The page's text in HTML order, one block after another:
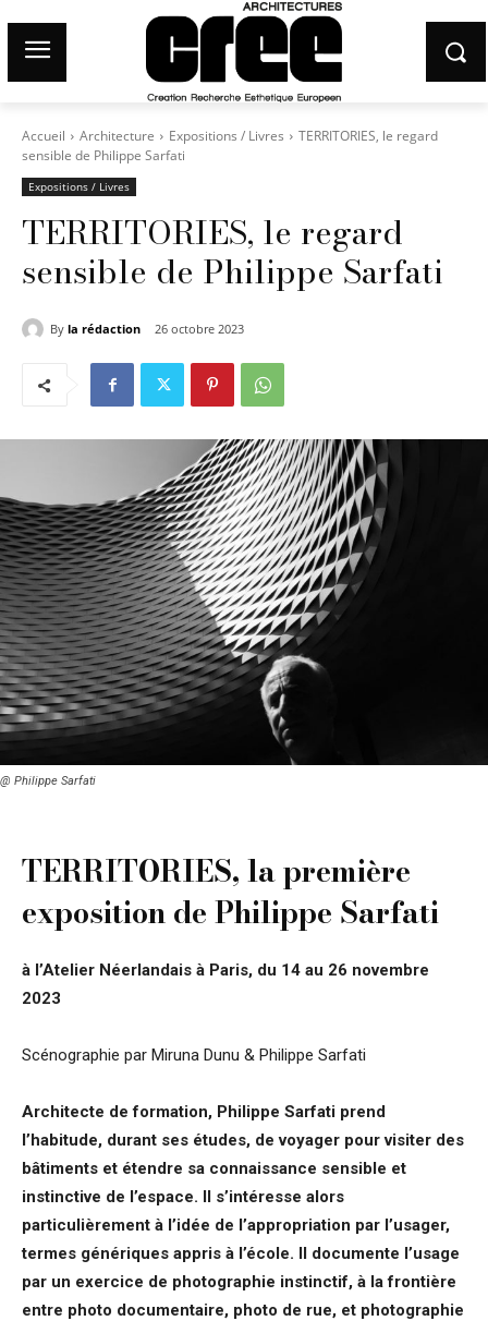
Accueil Architecture Expositions / Livres
TERRITORIES, le regard
sensible de Philippe Sarfati
Expositions / Livres
TERRITORIES, le regard
sensible de Philippe Sarfati
By la rédaction 26 octobre 2023
@ Philippe Sarfati
TERRITORIES, la première
exposition de Philippe Sarfati
à l’Atelier Néerlandais à Paris, du 14 au 26 novembre
2023
Scénographie par Miruna Dunu & Philippe Sarfati
Architecte de formation, Philippe Sarfati prend
l’habitude, durant ses études, de voyager pour visiter des
bâtiments et étendre sa connaissance sensible et
instinctive de l’espace. Il s’intéresse alors
particulièrement à l’idée de l’appropriation par l’usager,
termes génériques appris à l’école. Il documente l’usage
par un exercice de photographie instinctif, à la frontière
entre photo documentaire, photo de rue, et photographie